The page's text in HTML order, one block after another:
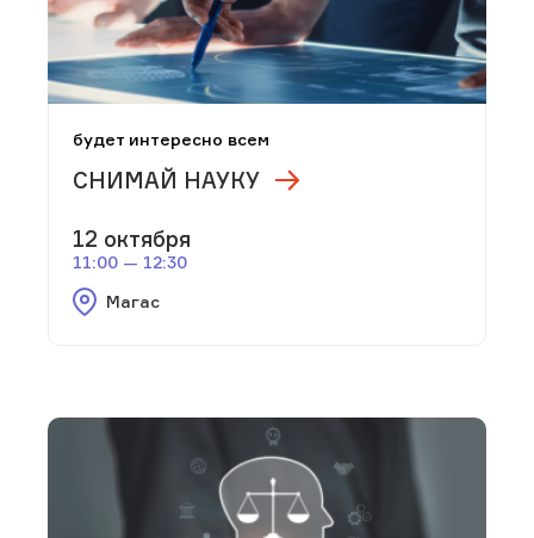
будет интересно всем
СНИМАЙ НАУКУ
12 октября
11:00 — 12:30
Магас